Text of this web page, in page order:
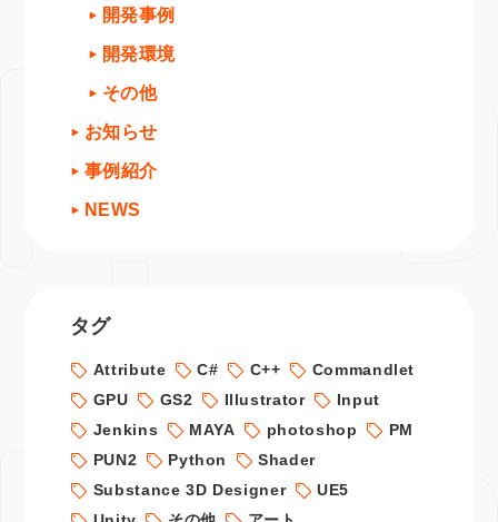
開発事例
開発環境
その他
お知らせ
事例紹介
NEWS
タグ
Attribute C# C++
Commandlet
GPU
GS2 Illustrator
Input
Jenkins
MAYA photoshop
PM
PUN2
Python
Shader
Substance 3D Designer
UE5